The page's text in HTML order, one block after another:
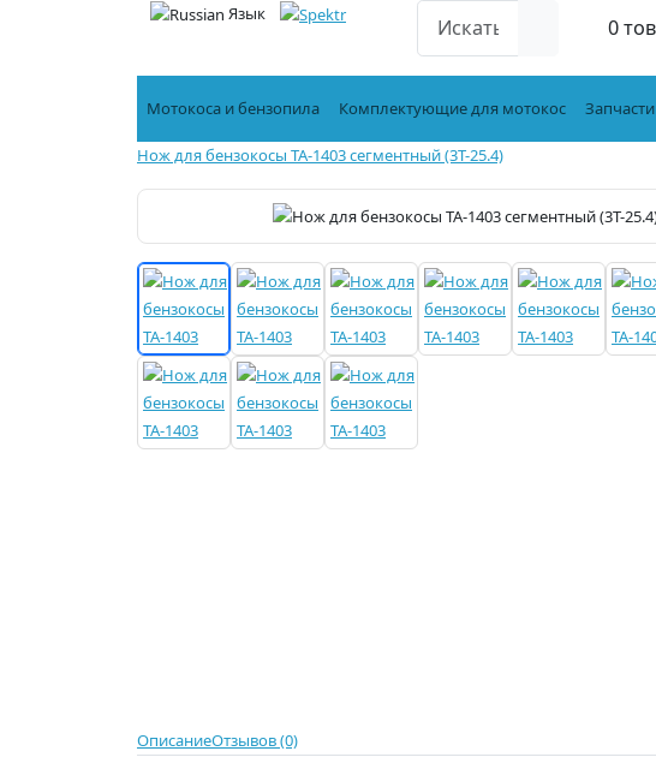
Язык
0
Мотокоса и бензопила Комплектующие для мотокос
Нож для бензокосы TA-1403 сегментный (3T-25.4)
ОписаниеОтзывов (0)